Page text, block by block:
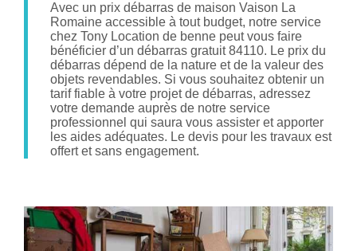
Avec un prix débarras de maison Vaison La
Romaine accessible à tout budget, notre service
chez Tony Location de benne peut vous faire
bénéficier d’un débarras gratuit 84110. Le prix du
débarras dépend de la nature et de la valeur des
objets revendables. Si vous souhaitez obtenir un
tarif fiable à votre projet de débarras, adressez
votre demande auprès de notre service
professionnel qui saura vous assister et apporter
les aides adéquates. Le devis pour les travaux est
offert et sans engagement.